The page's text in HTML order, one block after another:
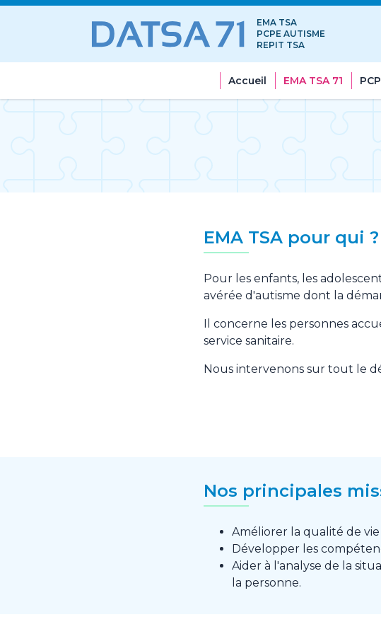
Accès au contenu
EMA TSA
PCPE AUTISME
REPIT TSA
Accueil EMA TSA 71
EMA TSA pour qui
Pour les enfants, les
avérée d'autisme dont la
Il concerne les personnes
service sanitaire.
Nous intervenons sur tout le
Nos principales
Améliorer la qualité de
Développer les
Aider à l'analyse de la
la personne.
Panneau de gestion des cookies